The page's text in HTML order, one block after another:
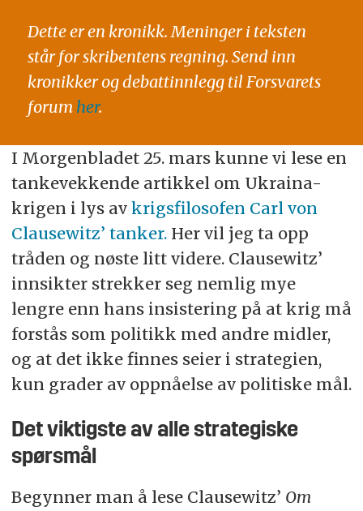
Dette er en kronikk. Meninger i teksten
står for skribentens regning. Send inn
kronikker og debattinnlegg til Forsvarets
forum her.
I Morgenbladet 25. mars kunne vi lese en
tankevekkende artikkel om Ukraina-
krigen i lys av krigsfilosofen Carl von
Clausewitz’ tanker. Her vil jeg ta opp
tråden og nøste litt videre. Clausewitz’
innsikter strekker seg nemlig mye
lengre enn hans insistering på at krig må
forstås som politikk med andre midler,
og at det ikke finnes seier i strategien,
kun grader av oppnåelse av politiske mål.
Det viktigste av alle strategiske
spørsmål
Begynner man å lese Clausewitz’ Om